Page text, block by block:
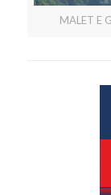
MALET E